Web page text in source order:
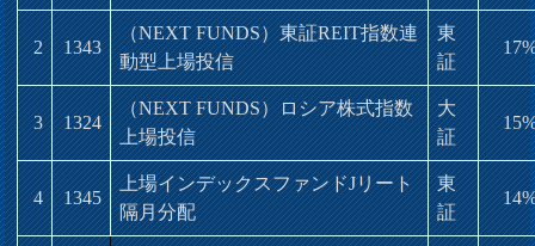
2 1343
（NEXT FUNDS）東証REIT指数連
動型上場投信
東
証
3 1324
（NEXT FUNDS）ロシア株式指数
上場投信
大
証
4 1345
上場インデックスファンドJリート
隔月分配
東
証